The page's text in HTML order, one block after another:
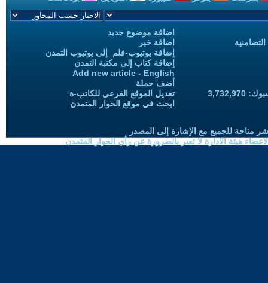
اضافة موضوع جديد
اضافة خبر
إضافة يوتيوب-فلم إلى يوتيوب التمدن
إضافة كتاب إلى مكتبة التمدن
Add new article - English
أضف حملة
تعديل الموقع الفرعي للكاتب-ة
ابحث في موقع الحوار المتمدن
متاحة للجميع مع الإشارة إلى المصدر
هيئة الادارة لا تعبر بالضرورة عن رأي الحوار المتمدن